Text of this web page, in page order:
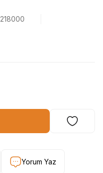
218000
Yorum Yaz